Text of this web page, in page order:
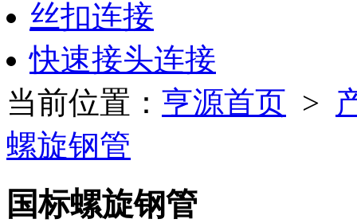
丝扣连接
快速接头连接
当前位置： 亨源首页 >
螺旋钢管
国标螺旋钢管